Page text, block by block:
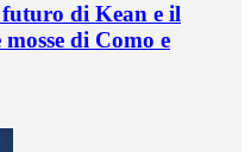
di Kean e il
di Como e